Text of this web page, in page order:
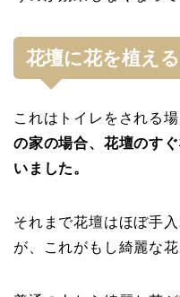
花壇に花を植える
これはトイレをされる
の家の場合、花壇のす
いました。
それまで花壇はほぼ手
が、これがもし綺麗な